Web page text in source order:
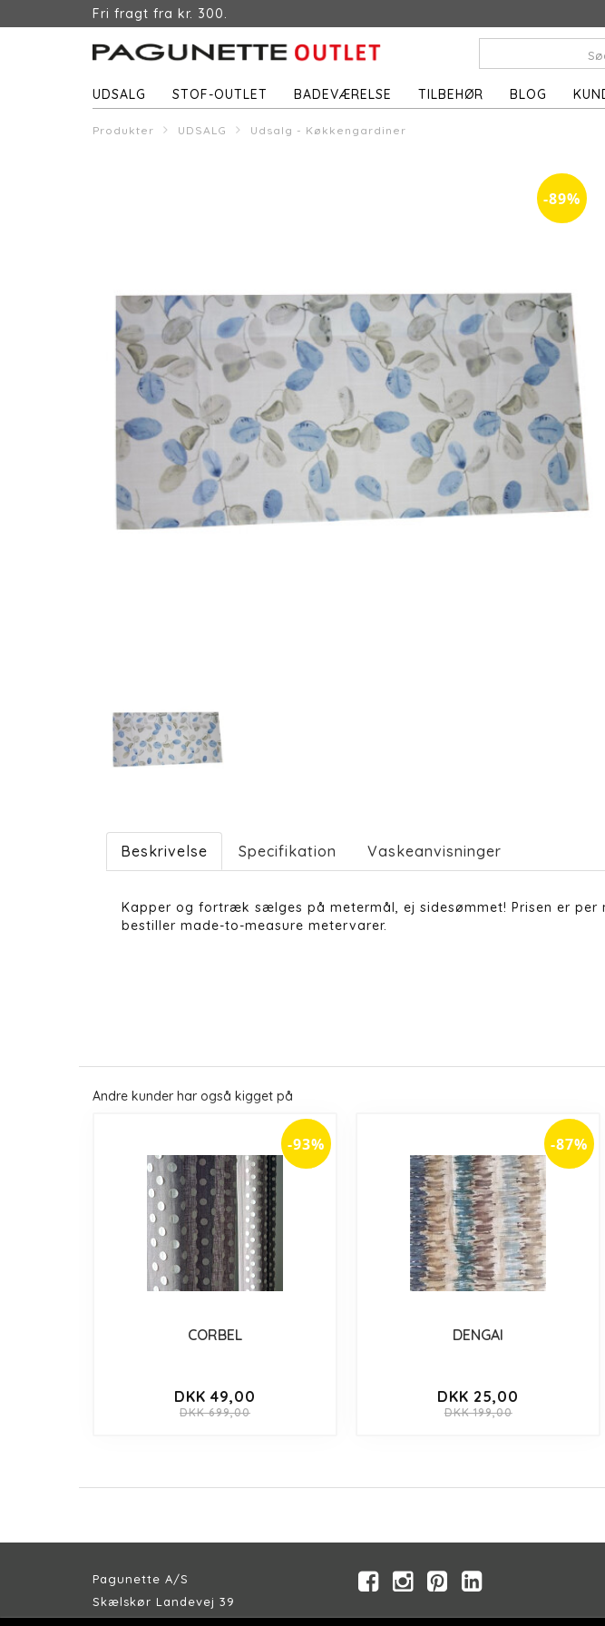
Fri fragt fra kr. 300.
UDSALG STOF-OUTLET BADEVÆRELSE TILBEHØR BLOG
Produkter UDSALG Udsalg - Køkkengardiner
-89%
Beskrivelse Specifikation Vaskeanvisninger
Kapper og fortræk sælges på metermål, ej sidesømmet! Prisen er
bestiller made-to-measure metervarer.
Andre kunder har også kigget på
-93%
CORBEL
DKK 49,00
DKK 699,00
-87%
DENGAI
DKK 25,00
DKK 199,00
Pagunette A/S
Skælskør Landevej 39